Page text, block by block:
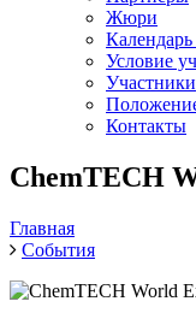
Жюри
Календарь
Условие
Участники
Контакты
ChemTECH
Главная
События